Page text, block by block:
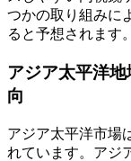
つかの取り組みに
ると予想されます。
アジア太平洋
向
アジア太平洋市場
れています。アジ